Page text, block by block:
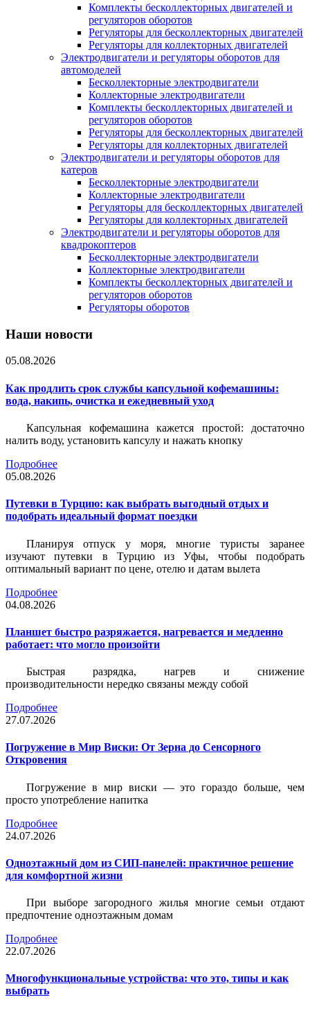
Комплекты бесколлекторных двигателей и
регуляторов оборотов
Регуляторы для бесколлекторных двигателей
Регуляторы для коллекторных двигателей
Электродвигатели и регуляторы оборотов для
автомоделей
Бесколлекторные электродвигатели
Коллекторные электродвигатели
Комплекты бесколлекторных двигателей и
регуляторов оборотов
Регуляторы для бесколлекторных двигателей
Регуляторы для коллекторных двигателей
Электродвигатели и регуляторы оборотов для
катеров
Бесколлекторные электродвигатели
Коллекторные электродвигатели
Регуляторы для бесколлекторных двигателей
Регуляторы для коллекторных двигателей
Электродвигатели и регуляторы оборотов для
квадрокоптеров
Бесколлекторные электродвигатели
Коллекторные электродвигатели
Комплекты бесколлекторных двигателей и
регуляторов оборотов
Регуляторы оборотов
Наши новости
05.08.2026
Как продлить срок службы капсульной кофемашины:
вода, накипь, очистка и ежедневный уход
Капсульная кофемашина кажется простой: достаточно
налить воду, установить капсулу и нажать кнопку
Подробнее
05.08.2026
Путевки в Турцию: как выбрать выгодный отдых и
подобрать идеальный формат поездки
Планируя отпуск у моря, многие туристы заранее
изучают путевки в Турцию из Уфы, чтобы подобрать
оптимальный вариант по цене, отелю и датам вылета
Подробнее
04.08.2026
Планшет быстро разряжается, нагревается и медленно
работает: что могло произойти
Быстрая разрядка, нагрев и снижение
производительности нередко связаны между собой
Подробнее
27.07.2026
Погружение в Мир Виски: От Зерна до Сенсорного
Откровения
Погружение в мир виски — это гораздо больше, чем
просто употребление напитка
Подробнее
24.07.2026
Одноэтажный дом из СИП-панелей: практичное решение
для комфортной жизни
При выборе загородного жилья многие семьи отдают
предпочтение одноэтажным домам
Подробнее
22.07.2026
Многофункциональные устройства: что это, типы и как
выбрать